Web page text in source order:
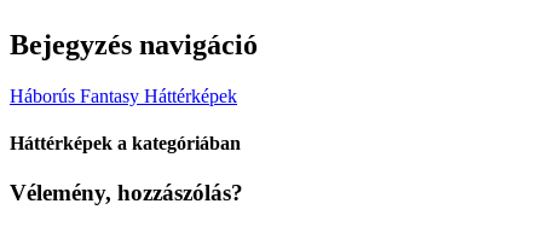
Bejegyzés navigáció
Háborús Fantasy Háttérképek
Háttérképek a kategóriában
Vélemény, hozzászólás?